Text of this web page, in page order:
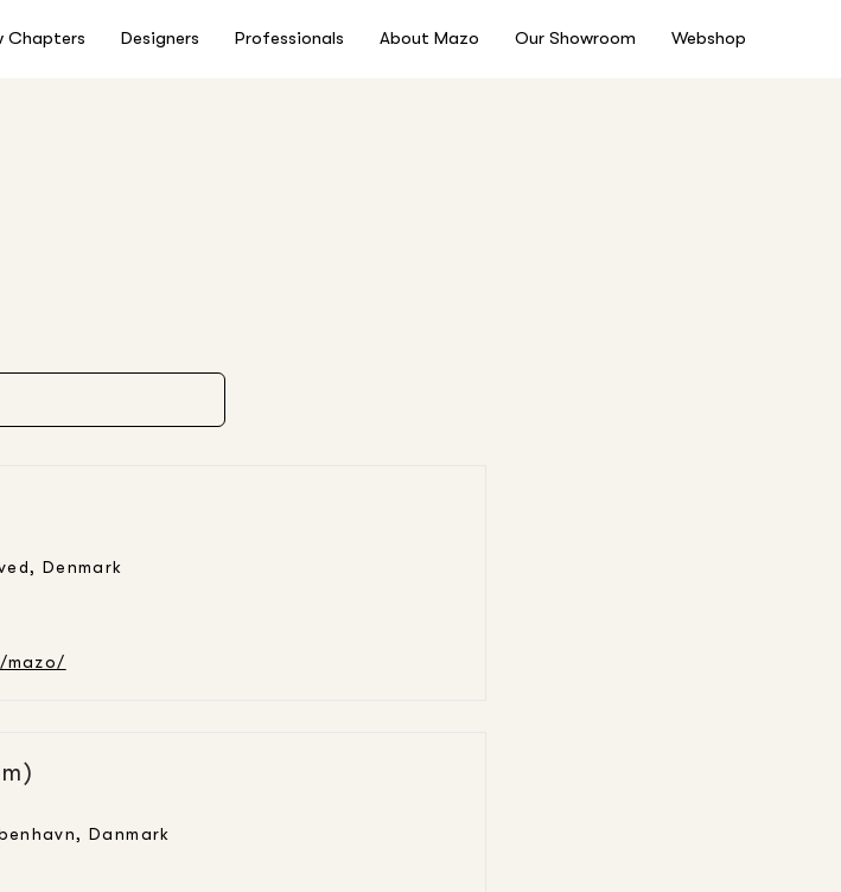
Chapters Designers Professionals About Mazo Our Showroom Webshop
Denmark
Danmark